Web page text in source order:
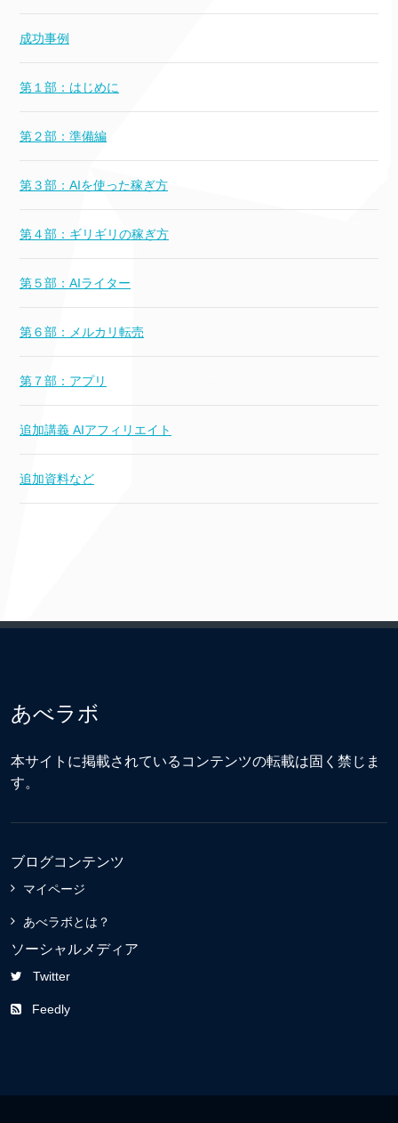
成功事例
第１部：はじめに
第２部：準備編
第３部：AIを使った稼ぎ方
第４部：ギリギリの稼ぎ方
第５部：AIライター
第６部：メルカリ転売
第７部：アプリ
追加講義 AIアフィリエイト
追加資料など
あべラボ
本サイトに掲載されているコンテンツの転載は固く禁じま
す。
ブログコンテンツ
マイページ
あべラボとは？
ソーシャルメディア
Twitter
Feedly